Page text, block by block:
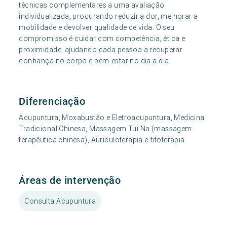
técnicas complementares a uma avaliação
individualizada, procurando reduzir a dor, melhorar a
mobilidade e devolver qualidade de vida. O seu
compromisso é cuidar com competência, ética e
proximidade, ajudando cada pessoa a recuperar
confiança no corpo e bem-estar no dia a dia.
Diferenciação
Acupuntura, Moxabustão e Eletroacupuntura, Medicina
Tradicional Chinesa, Massagem Tui Na (massagem
terapêutica chinesa), Auriculoterapia e fitoterapia
Áreas de intervenção
Consulta Acupuntura